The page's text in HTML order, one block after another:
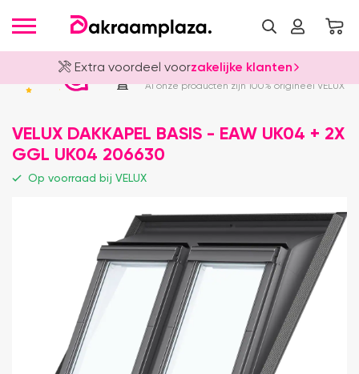
Extra voordeel voorzakelijke klanten
Officieel VELUX Dealer
Al onze producten zijn 100% origineel VELUX
VELUX DAKKAPEL BASIS - EAW UK04 + 2X
GGL UK04 206630
Op voorraad bij VELUX